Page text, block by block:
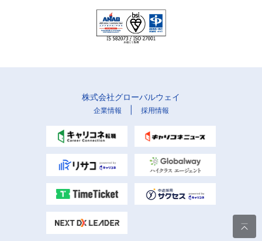
株式会社グローバルウェイ
企業情報 採用情報
